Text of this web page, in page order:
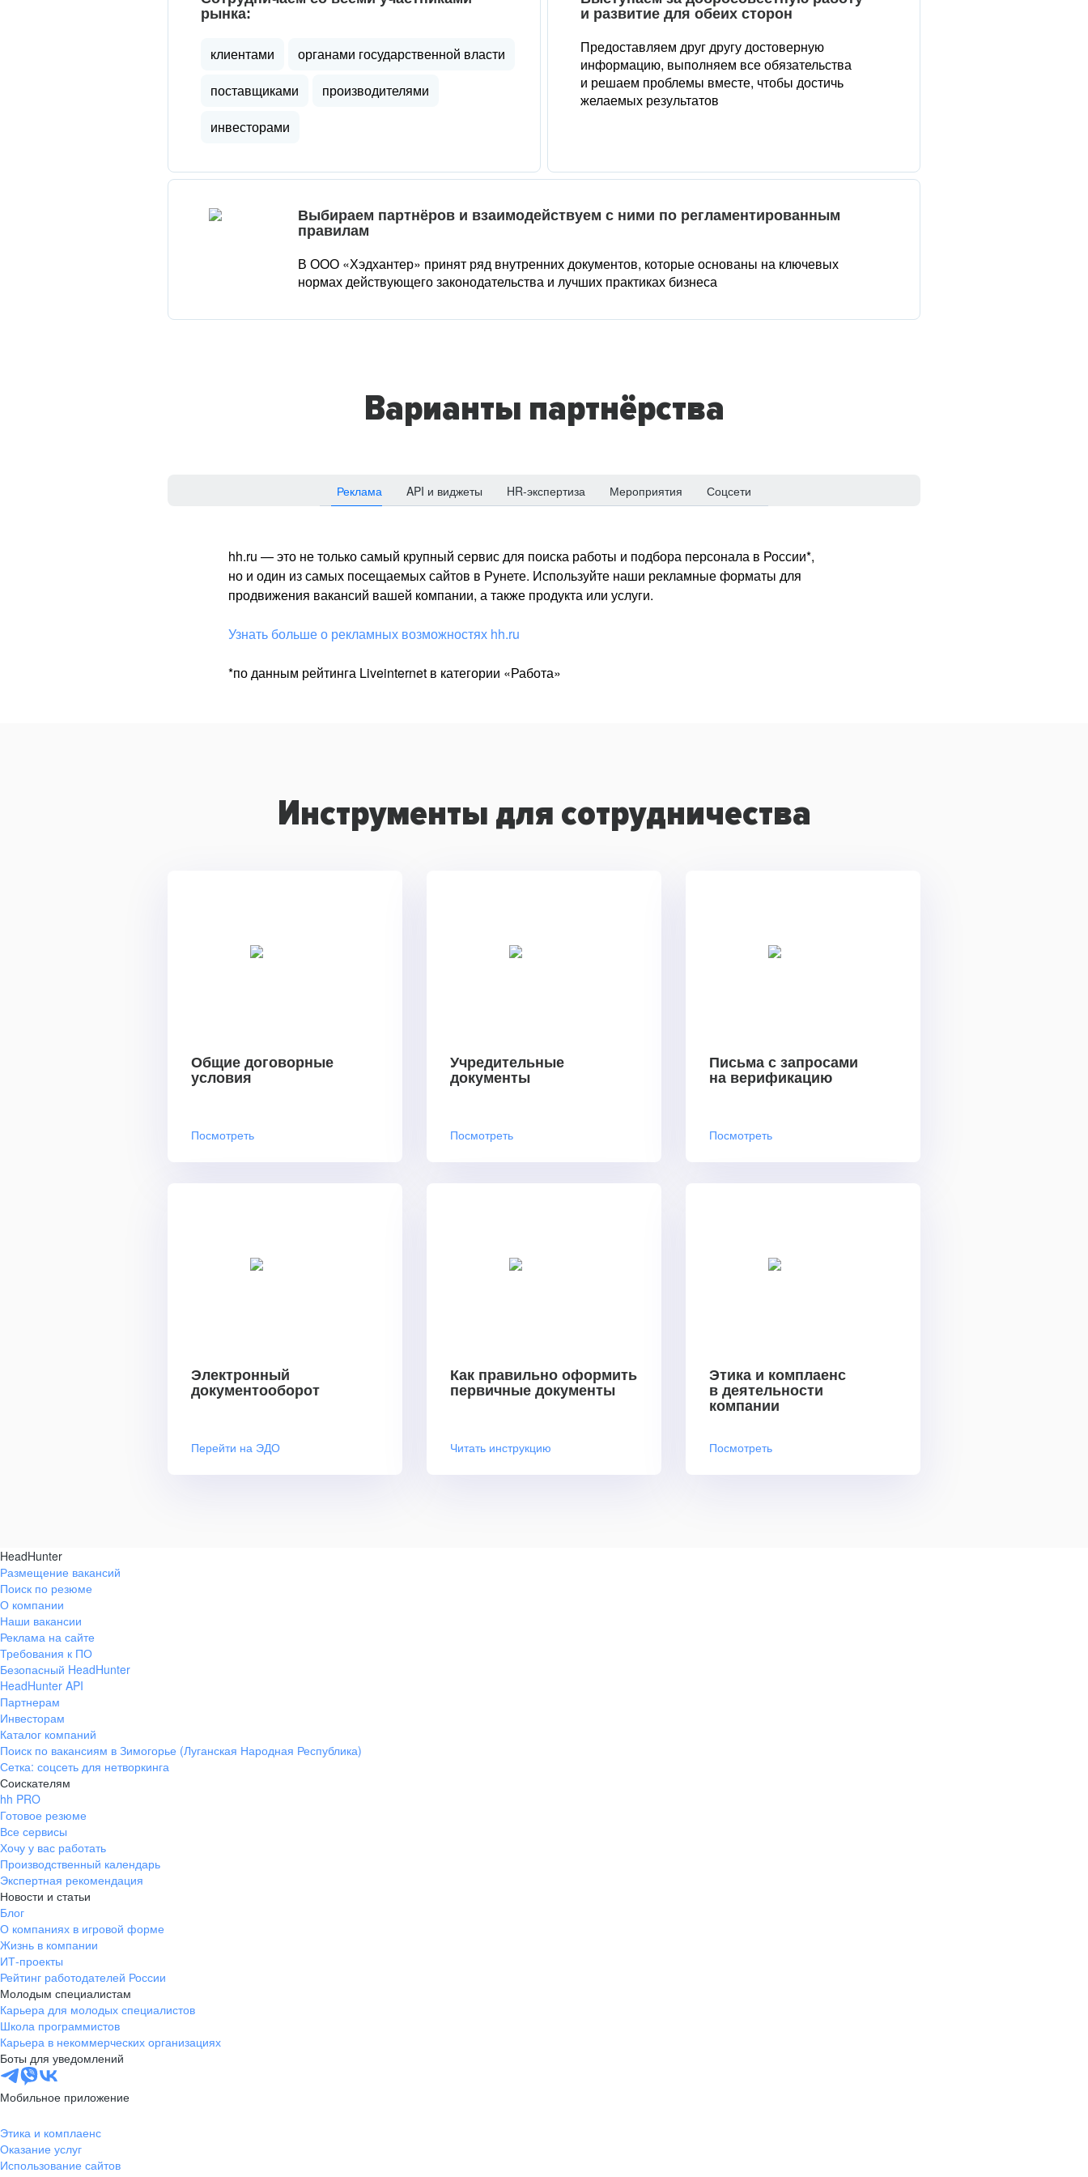
рынка:
клиентами
органами государственной власти
поставщиками
производителями
инвесторами
и развитие для обеих сторон
Предоставляем друг другу достоверную
информацию, выполняем все обязательства
и решаем проблемы вместе, чтобы достичь
желаемых результатов
Выбираем партнёров и взаимодействуем с ними по регламентированным
правилам
В ООО «Хэдхантер» принят ряд внутренних документов, которые основаны на ключевых
нормах действующего законодательства и лучших практиках бизнеса
Варианты партнёрства
Реклама API и виджеты HR-экспертиза Мероприятия Соцсети
hh.ru — это не только самый крупный сервис для поиска работы и подбора персонала в России*,
но и один из самых посещаемых сайтов в Рунете. Используйте наши рекламные форматы для
продвижения вакансий вашей компании, а также продукта или услуги.
Узнать больше о рекламных возможностях hh.ru
*по данным рейтинга Liveinternet в категории «Работа»
Инструменты для сотрудничества
Общие договорные
условия
Посмотреть
Учредительные
документы
Посмотреть
Письма с запросами
на верификацию
Посмотреть
Электронный
документооборот
Перейти на ЭДО
Как правильно оформить
первичные документы
Читать инструкцию
Этика и комплаенс
в деятельности
компании
Посмотреть
HeadHunter
Размещение вакансий
Поиск по резюме
О компании
Наши вакансии
Реклама на сайте
Требования к ПО
Безопасный HeadHunter
HeadHunter API
Партнерам
Инвесторам
Каталог компаний
Поиск по вакансиям в Зимогорье (Луганская Народная Республика)
Сетка: соцсеть для нетворкинга
Соискателям
hh PRO
Готовое резюме
Все сервисы
Хочу у вас работать
Производственный календарь
Экспертная рекомендация
Новости и статьи
Блог
О компаниях в игровой форме
Жизнь в компании
ИТ-проекты
Рейтинг работодателей России
Молодым специалистам
Карьера для молодых специалистов
Школа программистов
Карьера в некоммерческих организациях
Боты для уведомлений
Мобильное приложение
Этика и комплаенс
Оказание услуг
Использование сайтов